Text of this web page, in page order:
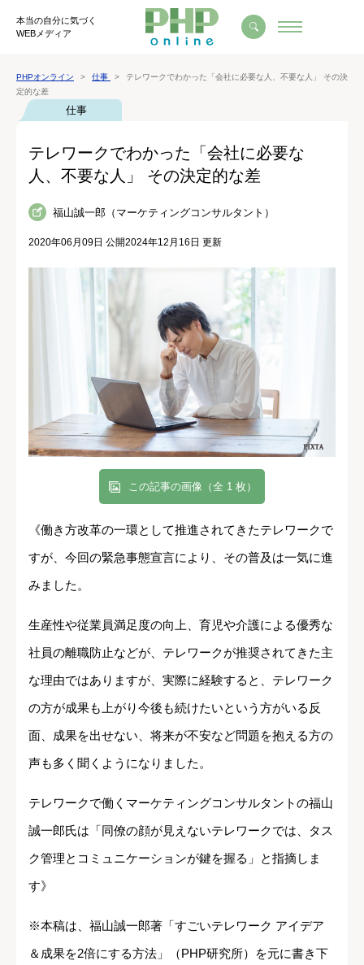
本当の自分に気づく
WEBメディア
PHPオンライン 仕事
テレワークでわかった「会社に必要な人、不要な人」 その決
定的な差
仕事
テレワークでわかった「会社に必要な
人、不要な人」 その決定的な差
福山誠一郎（マーケティングコンサルタント）
2020年06月09日 公開2024年12月16日 更新
この記事の画像（全 1 枚）
《働き方改革の一環として推進されてきたテレワークで
すが、今回の緊急事態宣言により、その普及は一気に進
みました。
生産性や従業員満足度の向上、育児や介護による優秀な
社員の離職防止などが、テレワークが推奨されてきた主
な理由ではありますが、実際に経験すると、テレワーク
の方が成果も上がり今後も続けたいという方がいる反
面、成果を出せない、将来が不安など問題を抱える方の
声も多く聞くようになりました。
テレワークで働くマーケティングコンサルタントの福山
誠一郎氏は「同僚の顔が見えないテレワークでは、タス
ク管理とコミュニケーションが鍵を握る」と指摘しま
す》
※本稿は、福山誠一郎著「すごいテレワーク アイデア
＆成果を2倍にする方法」（PHP研究所）を元に書き下